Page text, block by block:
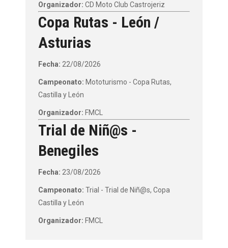
Organizador: CD Moto Club Castrojeriz
Copa Rutas - León /
Asturias
Fecha: 22/08/2026
Campeonato: Mototurismo - Copa Rutas,
Castilla y León
Organizador: FMCL
Trial de Niñ@s -
Benegiles
Fecha: 23/08/2026
Campeonato: Trial - Trial de Niñ@s, Copa
Castilla y León
Organizador: FMCL